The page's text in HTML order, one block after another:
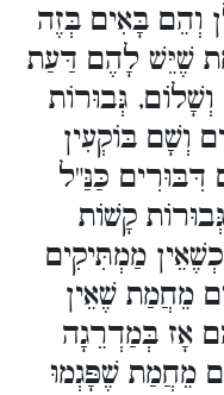
וְהֵם בָּאִים בְּזֶה
שֶׁיֵּשׁ לָהֶם דַּעַת
גְּבוּרוֹת
וְשָׁם בּוֹקְעִין
דִּבּוּרִים כַּנַּ"ל
קָשׁוֹת
מַמְתִּיקִים
מֵחֲמַת שֶׁאֵין
אָז בְּמַדְרֵגָה
מֵחֲמַת שֶׁפָּגְמוּ